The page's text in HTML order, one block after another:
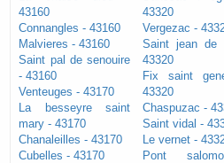
43160
Connangles - 43160
Malvieres - 43160
Saint pal de senouire
- 43160
Venteuges - 43170
La besseyre saint
mary - 43170
Chanaleilles - 43170
Cubelles - 43170
43320
Vergezac -
Saint jean de
43320
Fix saint
43320
Chaspuzac -
Saint vidal -
Le vernet -
Pont